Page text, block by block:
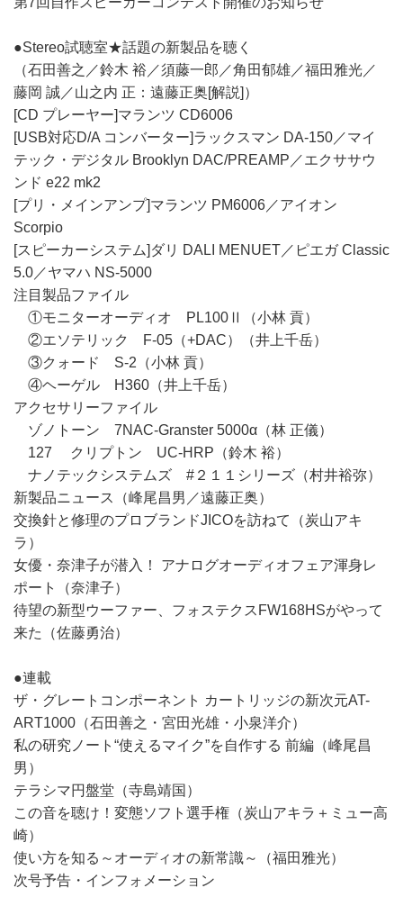
●Stereo試聴室★話題の新製品を聴く
（石田善之／鈴木 裕／須藤一郎／角田郁雄／福田雅光／
藤岡 誠／山之内 正：遠藤正奥[解説]）
[CD プレーヤー]マランツ CD6006
[USB対応D/A コンバーター]ラックスマン DA-150／マイ
テック・デジタル Brooklyn DAC/PREAMP／エクササウ
ンド e22 mk2
[プリ・メインアンプ]マランツ PM6006／アイオン
Scorpio
[スピーカーシステム]ダリ DALI MENUET／ピエガ Classic
5.0／ヤマハ NS-5000
注目製品ファイル
①モニターオーディオ PL100Ⅱ（小林 貢）
②エソテリック F-05（+DAC）（井上千岳）
③クォード S-2（小林 貢）
④ヘーゲル H360（井上千岳）
アクセサリーファイル
ゾノトーン 7NAC-Granster 5000α（林 正儀）
127 クリプトン UC-HRP（鈴木 裕）
ナノテックシステムズ #２１１シリーズ（村井裕弥）
新製品ニュース（峰尾昌男／遠藤正奥）
交換針と修理のプロブランドJICOを訪ねて（炭山アキ
ラ）
女優・奈津子が潜入！ アナログオーディオフェア渾身レ
ポート（奈津子）
待望の新型ウーファー、フォステクスFW168HSがやって
来た（佐藤勇治）
●連載
ザ・グレートコンポーネント カートリッジの新次元AT-
ART1000（石田善之・宮田光雄・小泉洋介）
私の研究ノート“使えるマイク”を自作する 前編（峰尾昌
男）
テラシマ円盤堂（寺島靖国）
この音を聴け！変態ソフト選手権（炭山アキラ＋ミュー高
崎）
使い方を知る～オーディオの新常識～（福田雅光）
次号予告・インフォメーション